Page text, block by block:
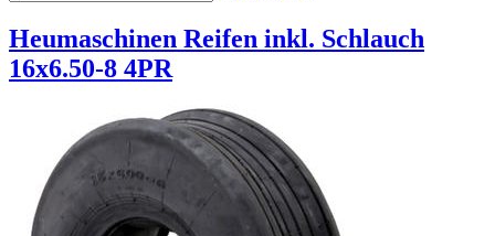
Heumaschinen Reifen inkl. Schlauch
16x6.50-8 4PR